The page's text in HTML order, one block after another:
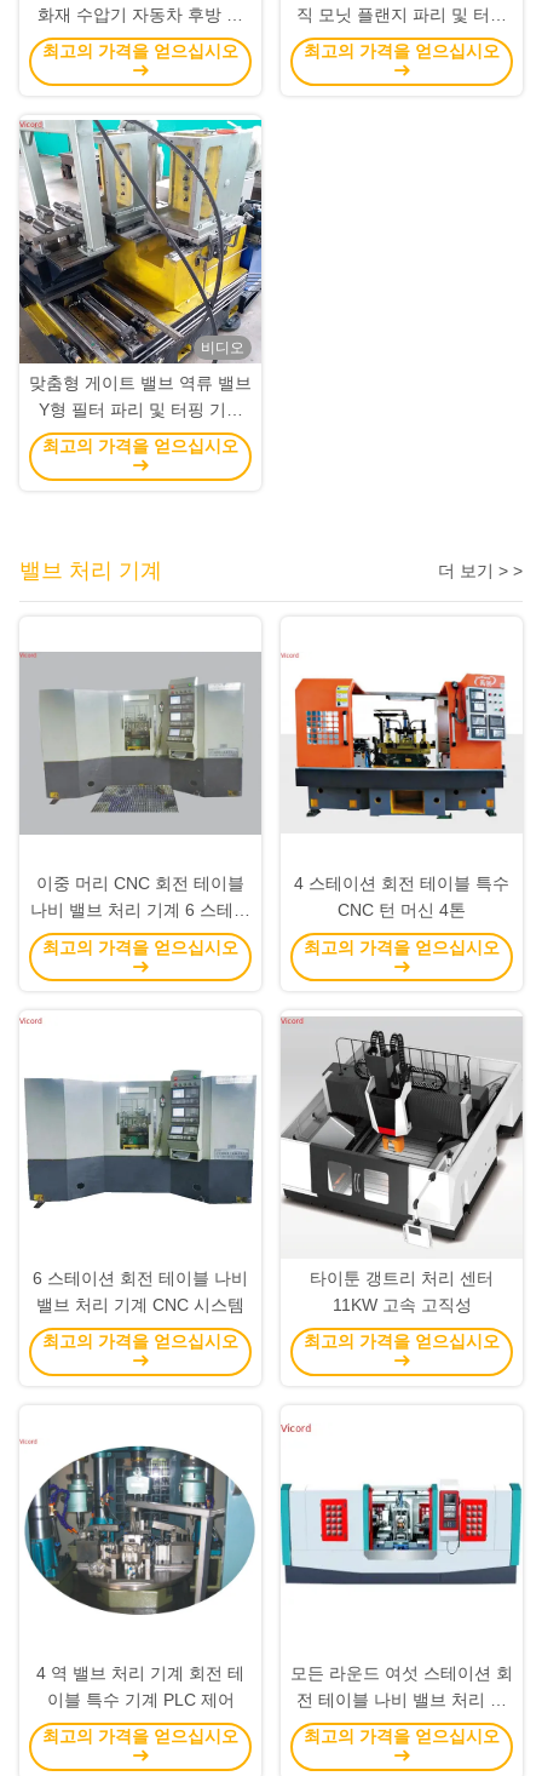
화재 수압기 자동차 후방 축
밸브
최고의 가격을 얻으십시오
직 모닛 플랜지 파리 및 터핑
센터 ≤0.015/3000 위치 정확
성
최고의 가격을 얻으십시오
비디오
맞춤형 게이트 밸브 역류 밸브
Y형 필터 파리 및 터핑 기계
180/320mm 전력 박스 스트
로크
최고의 가격을 얻으십시오
밸브 처리 기계 더 보기 > >
이중 머리 CNC 회전 테이블
나비 밸브 처리 기계 6 스테이
션
최고의 가격을 얻으십시오
4 스테이션 회전 테이블 특수
CNC 턴 머신 4톤
최고의 가격을 얻으십시오
6 스테이션 회전 테이블 나비
밸브 처리 기계 CNC 시스템
최고의 가격을 얻으십시오
타이툰 갱트리 처리 센터
11KW 고속 고직성
최고의 가격을 얻으십시오
4 역 밸브 처리 기계 회전 테
이블 특수 기계 PLC 제어
최고의 가격을 얻으십시오
모든 라운드 여섯 스테이션 회
전 테이블 나비 밸브 처리 기
계 회전 드릴링 및 터핑 기계
최고의 가격을 얻으십시오